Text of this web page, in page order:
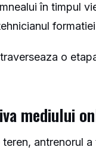
în timpul
o
mediului
antrenorul